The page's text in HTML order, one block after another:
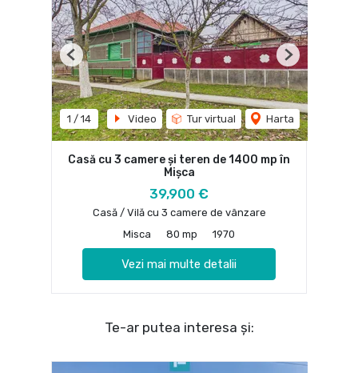
1 / 14 Video Tur virtual Harta
Previous Next
Casă cu 3 camere și teren de 1400 mp în
Mișca
39,900 €
Casă / Vilă cu 3 camere de vânzare
Misca
80 mp 1970
Vezi mai multe detalii
Te-ar putea interesa și: